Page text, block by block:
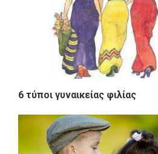
6 τύποι γυναικείας φιλίας